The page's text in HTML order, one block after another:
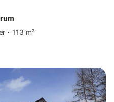
113 m²